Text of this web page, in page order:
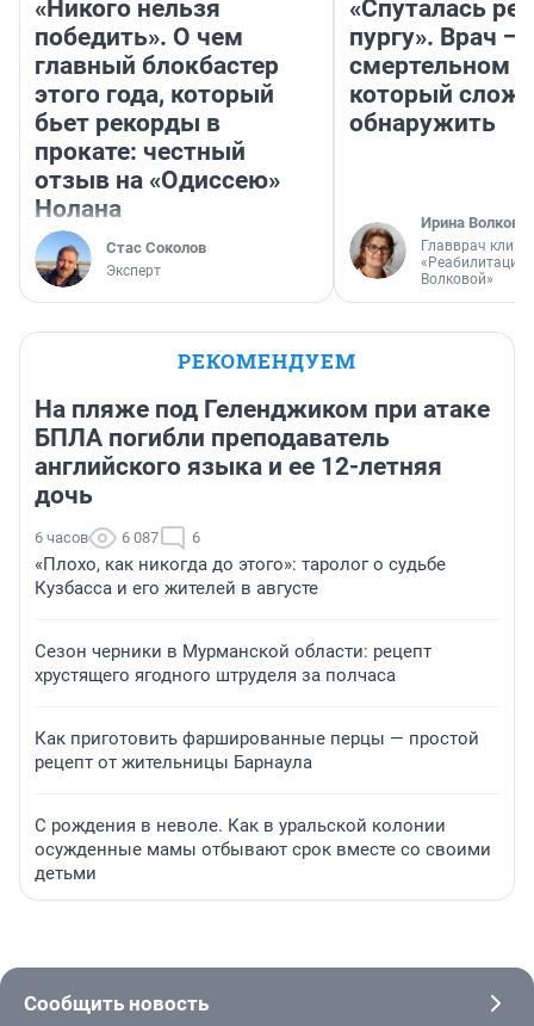
«Никого нельзя
победить». О чем
главный блокбастер
этого года, который
бьет рекорды в
прокате: честный
отзыв на «Одиссею»
Нолана
Стас Соколов
Эксперт
«Спуталась
пургу». Врач —
смертельном
который
обнаружить
Ирина Волкова
Главврач
«Реабилитация
Волковой»
РЕКОМЕНДУЕМ
На пляже под Геленджиком при атаке
БПЛА погибли преподаватель
английского языка и ее 12-летняя
дочь
6 часов 6 087 6
«Плохо, как никогда до этого»: таролог о судьбе
Кузбасса и его жителей в августе
Сезон черники в Мурманской области: рецепт
хрустящего ягодного штруделя за полчаса
Как приготовить фаршированные перцы — простой
рецепт от жительницы Барнаула
С рождения в неволе. Как в уральской колонии
осужденные мамы отбывают срок вместе со своими
детьми
Сообщить новость